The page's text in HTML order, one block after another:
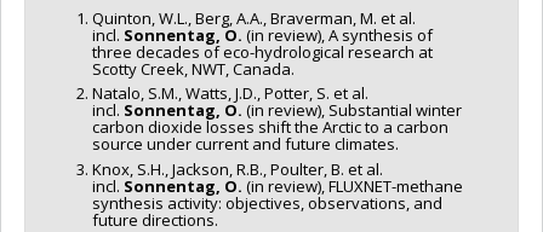
Quinton, W.L., Berg, A.A., Braverman, M. et al.
incl. Sonnentag, O. (in review), A synthesis of
three decades of eco-hydrological research at
Scotty Creek, NWT, Canada.
Natalo, S.M., Watts, J.D., Potter, S. et al.
incl. Sonnentag, O. (in review), Substantial winter
carbon dioxide losses shift the Arctic to a carbon
source under current and future climates.
Knox, S.H., Jackson, R.B., Poulter, B. et al.
incl. Sonnentag, O. (in review), FLUXNET-methane
synthesis activity: objectives, observations, and
future directions.